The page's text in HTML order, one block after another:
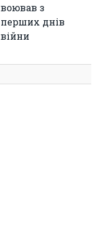
воював з
перших днів
війни